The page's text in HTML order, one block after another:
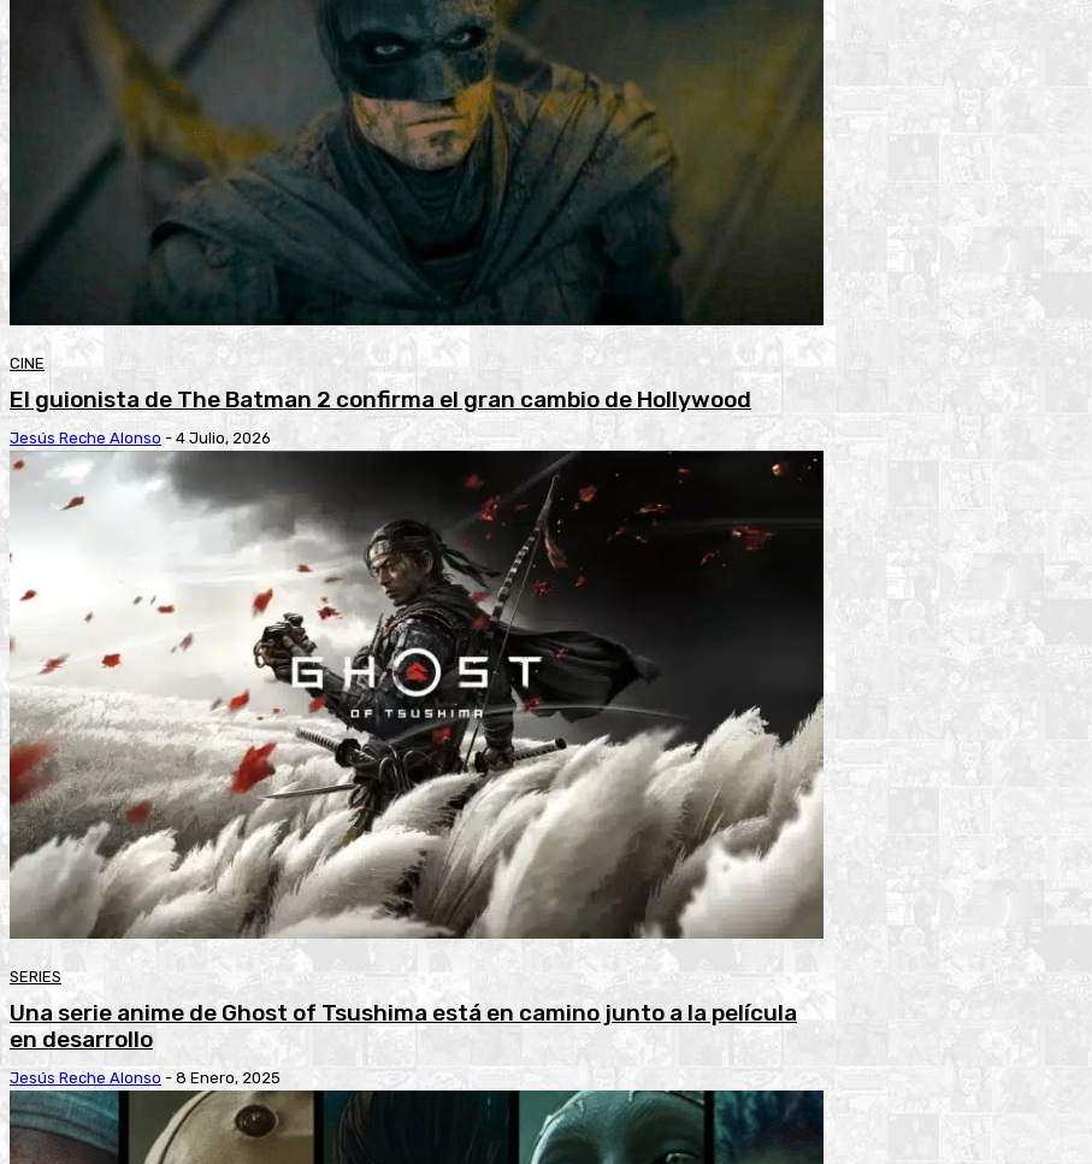
CINE
El guionista de The Batman 2 confirma el gran cambio de Hollywood
Jesús Reche Alonso - 4 Julio, 2026
SERIES
Una serie anime de Ghost of Tsushima está en camino junto a la película
en desarrollo
Jesús Reche Alonso - 8 Enero, 2025